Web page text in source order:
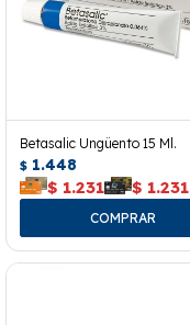
Betasalic Ungüento 15 Ml.
$ 1.448
$ 1.231 $ 1.231